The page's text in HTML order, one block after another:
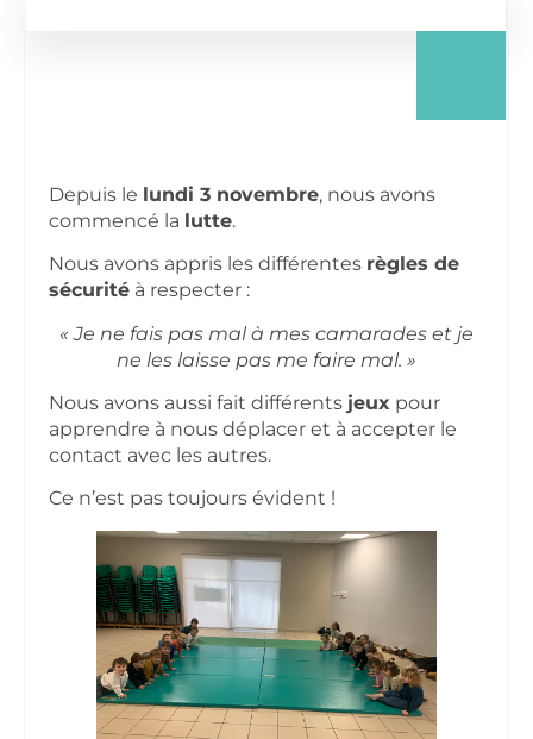
Depuis le lundi 3 novembre, nous avons
commencé la lutte.
Nous avons appris les différentes règles de
sécurité à respecter :
« Je ne fais pas mal à mes camarades et je
ne les laisse pas me faire mal. »
Nous avons aussi fait différents jeux pour
apprendre à nous déplacer et à accepter le
contact avec les autres.
Ce n’est pas toujours évident !